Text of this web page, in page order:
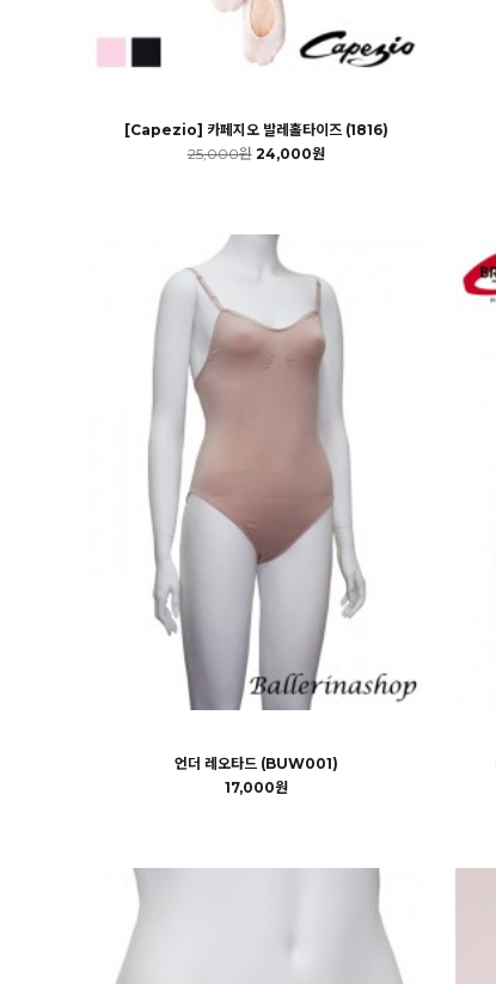
[Capezio] 카페지오 발레홀타이즈 (1816)
25,000원 24,000원
언더 레오타드 (BUW001)
17,000원